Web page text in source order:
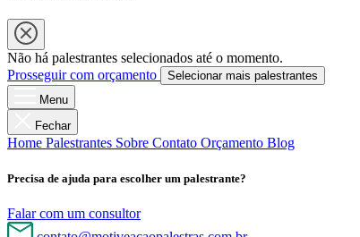
Não há palestrantes selecionados até o momento.
Prosseguir com orçamento
Selecionar mais palestrantes
Menu
Fechar
Home Palestrantes Sobre Contato Orçamento Blog
Precisa de ajuda para escolher um palestrante?
Falar com um consultor